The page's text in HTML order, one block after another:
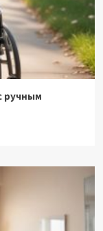
ручным